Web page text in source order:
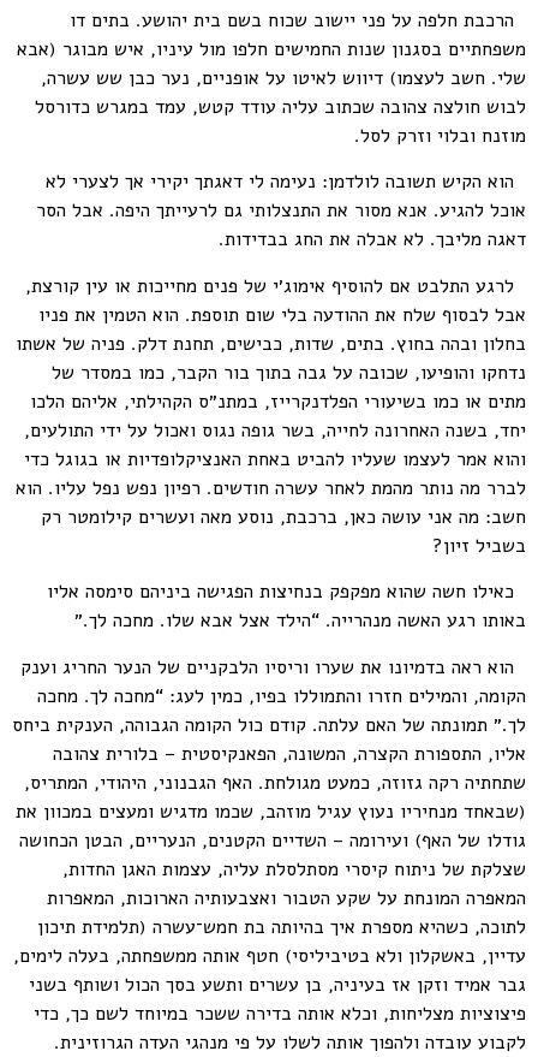
הרכבת חלפה על פני יישוב שכוח בשם בית יהושע. בתים דו
משפחתיים בסגנון שנות החמישים חלפו מול עיניו, איש מבוגר (אבא
שלי. חשב לעצמו) דיווש לאיטו על אופניים, נער כבן שש עשרה,
לבוש חולצה צהובה שכתוב עליה עודד קטש, עמד במגרש כדורסל
מוזנח ובלוי וזרק לסל.
הוא הקיש תשובה לולדמן: נעימה לי דאגתך יקירי אך לצערי לא
אוכל להגיע. אנא מסור את התנצלותי גם לרעייתך היפה. אבל הסר
דאגה מליבך. לא אבלה את החג בבדידות.
לרגע התלבט אם להוסיף אימוג׳י של פנים מחייכות או עין קורצת,
אבל לבסוף שלח את ההודעה בלי שום תוספת. הוא הטמין את פניו
בחלון ובהה בחוץ. בתים, שדות, כבישים, תחנת דלק. פניה של אשתו
נדחקו והופיעו, שכובה על גבה בתוך בור הקבר, כמו במסדר של
מתים או כמו בשיעורי הפלדנקרייז, במתנ״ס הקהילתי, אליהם הלכו
יחד, בשנה האחרונה לחייה, בשר גופה נגוס ואכול על ידי התולעים,
והוא אמר לעצמו שעליו להביט באחת האנציקלופדיות או בגוגל כדי
לברר מה נותר מהמת לאחר עשרה חודשים. רפיון נפש נפל עליו. הוא
חשב: מה אני עושה כאן, ברכבת, נוסע מאה ועשרים קילומטר רק
בשביל זיון?
כאילו חשה שהוא מפקפק בנחיצות הפגישה ביניהם סימסה אליו
באותו רגע האשה מנהרייה. “הילד אצל אבא שלו. מחכה לך.״
הוא ראה בדמיונו את שערו וריסיו הלבקניים של הנער החריג וענק
הקומה, והמילים חזרו והתמוללו בפיו, כמין לעג: “מחכה לך. מחכה
לך.״ תמונתה של האם עלתה. קודם כול הקומה הגבוהה, הענקית ביחס
אליו, התספורת הקצרה, המשונה, הפאנקיסטית – בלורית צהובה
שתחתיה רקה גזוזה, כמעט מגולחת. האף הגבנוני, היהודי, המתריס,
(שבאחד מנחיריו נעוץ עגיל מוזהב, שכמו מדגיש ומעצים במכוון את
גודלו של האף) ועירומה – השדיים הקטנים, הנעריים, הבטן הכחושה
שצלקת של ניתוח קיסרי מסתלסלת עליה, עצמות האגן החדות,
המאפרה המונחת על שקע הטבור ואצבעותיה הארוכות, המאפרות
לתוכה, כשהיא מספרת איך בהיותה בת חמש־עשרה (תלמידת תיכון
עדיין, באשקלון ולא בטיביליסי) חטף אותה ממשפחתה, בעלה לימים,
גבר אמיד וזקן אז בעיניה, בן עשרים ותשע בסך הכול ושותף בשני
פיצוציות מצליחות, וכלא אותה בדירה ששכר במיוחד לשם כך, כדי
לקבוע עובדה ולהפוך אותה לשלו על פי מנהגי העדה הגרוזינית.